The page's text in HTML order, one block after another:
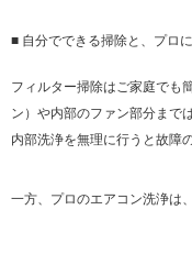
■ 自分でできる掃除と、プロ
フィルター掃除はご家庭でも
ン）や内部のファン部分まで
内部洗浄を無理に行うと故障
一方、プロのエアコン洗浄は、